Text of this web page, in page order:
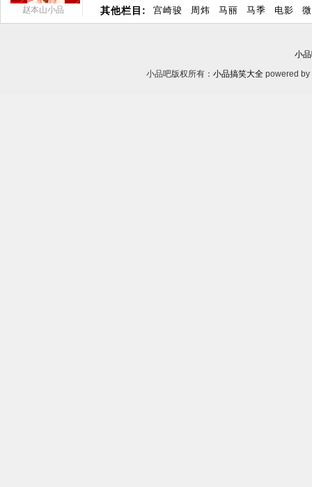
赵本山小品 其他栏目: 宫崎骏 周炜 马丽 马季 电影
小
小品吧版权所有： 小品搞笑大全 powered by